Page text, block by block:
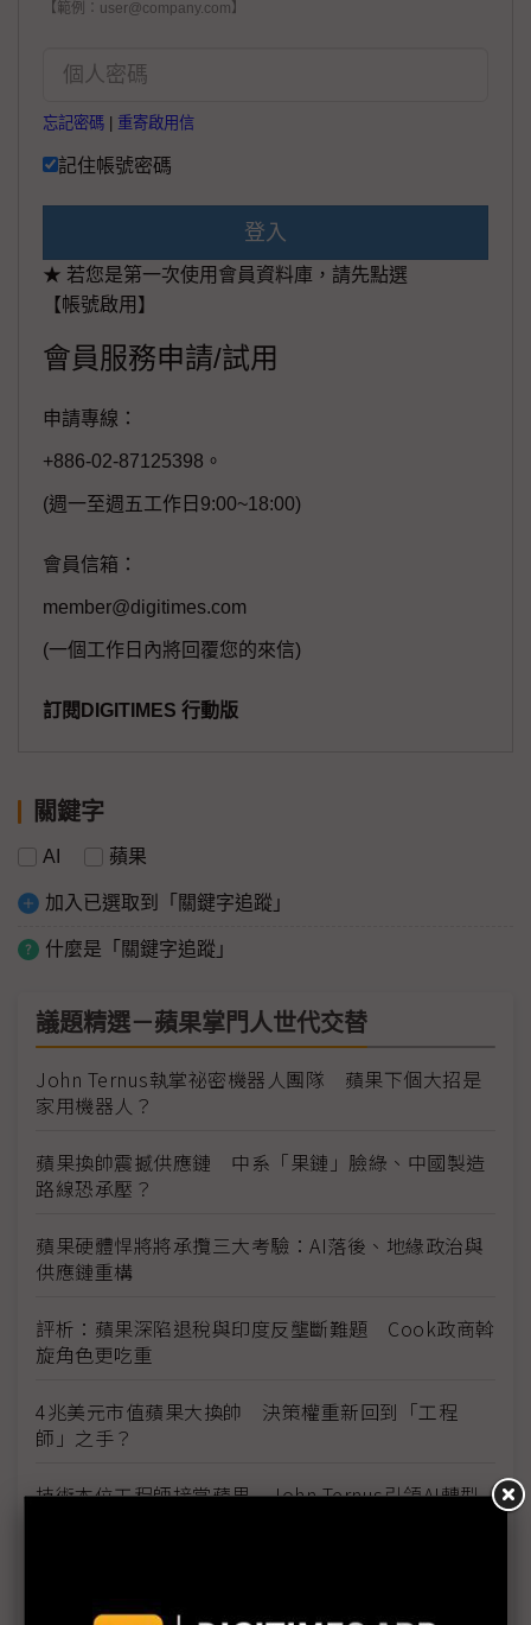
【範例：user@company.com】
忘記密碼 重寄啟用信
記住帳號密碼
登入
★ 若您是第一次使用會員資料庫，請先點選
【帳號啟用】
會員服務申請/試用
申請專線：
+886-02-87125398。
(週一至週五工作日9:00~18:00)
會員信箱：
member@digitimes.com
(一個工作日內將回覆您的來信)
訂閱DIGITIMES 行動版
關鍵字
AI 蘋果
加入已選取到「關鍵字追蹤」
什麼是「關鍵字追蹤」
議題精選－蘋果掌門人世代交替
John Ternus執掌祕密機器人團隊 蘋果下個大招是
家用機器人？
蘋果換帥震撼供應鏈 中系「果鏈」臉綠、中國製造
路線恐承壓？
蘋果硬體悍將將承攬三大考驗：AI落後、地緣政治與
供應鏈重構
評析：蘋果深陷退稅與印度反壟斷難題 Cook政商斡
旋角色更吃重
4兆美元市值蘋果大換帥 決策權重新回到「工程
師」之手？
技術本位工程師接掌蘋果 John Ternus引領AI轉型
振硬體榮光